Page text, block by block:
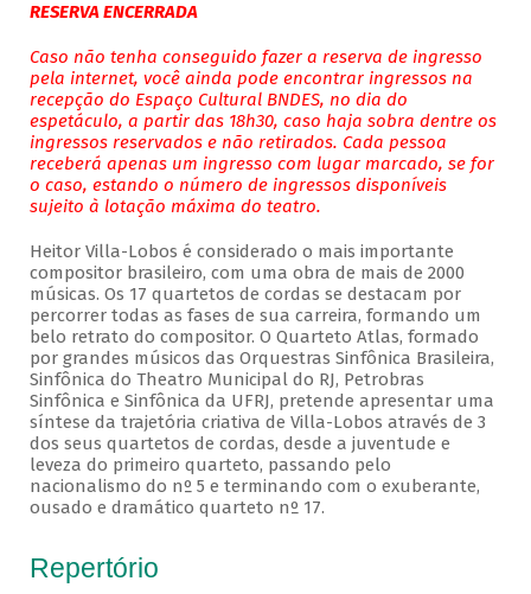
RESERVA ENCERRADA
Caso não tenha conseguido fazer a reserva de ingresso
pela internet, você ainda pode encontrar ingressos na
recepção do Espaço Cultural BNDES, no dia do
espetáculo, a partir das 18h30, caso haja sobra dentre os
ingressos reservados e não retirados. Cada pessoa
receberá apenas um ingresso com lugar marcado, se for
o caso, estando o número de ingressos disponíveis
sujeito à lotação máxima do teatro.
Heitor Villa-Lobos é considerado o mais importante
compositor brasileiro, com uma obra de mais de 2000
músicas. Os 17 quartetos de cordas se destacam por
percorrer todas as fases de sua carreira, formando um
belo retrato do compositor. O Quarteto Atlas, formado
por grandes músicos das Orquestras Sinfônica Brasileira,
Sinfônica do Theatro Municipal do RJ, Petrobras
Sinfônica e Sinfônica da UFRJ, pretende apresentar uma
síntese da trajetória criativa de Villa-Lobos através de 3
dos seus quartetos de cordas, desde a juventude e
leveza do primeiro quarteto, passando pelo
nacionalismo do nº 5 e terminando com o exuberante,
ousado e dramático quarteto nº 17.
Repertório